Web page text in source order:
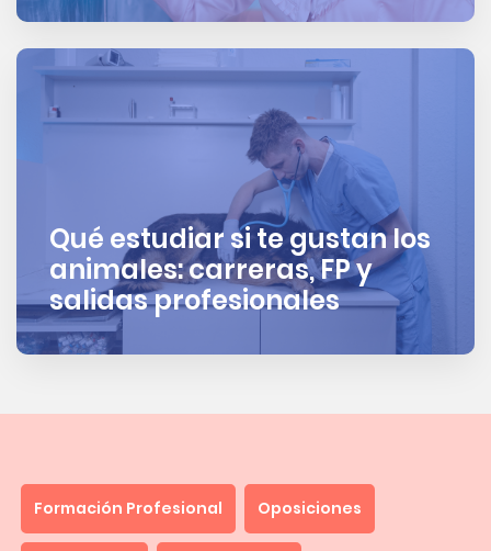
Qué estudiar si te gustan los
animales: carreras, FP y
salidas profesionales
Formación Profesional Oposiciones